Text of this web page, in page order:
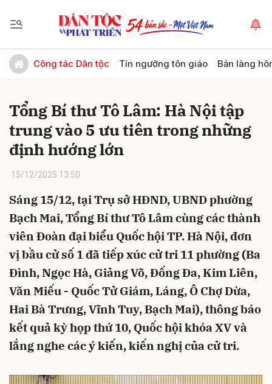
Công tác Dân tộc Tín ngưỡng tôn giáo Bản làng
Tổng Bí thư Tô Lâm: Hà Nội tập
trung vào 5 ưu tiên trong những
định hướng lớn
15/12/2025 13:50
Sáng 15/12, tại Trụ sở HĐND, UBND phường
Bạch Mai, Tổng Bí thư Tô Lâm cùng các thành
viên Đoàn đại biểu Quốc hội TP. Hà Nội, đơn
vị bầu cử số 1 đã tiếp xúc cử tri 11 phường (Ba
Đình, Ngọc Hà, Giảng Võ, Đống Đa, Kim Liên,
Văn Miếu - Quốc Tử Giám, Láng, Ô Chợ Dừa,
Hai Bà Trưng, Vĩnh Tuy, Bạch Mai), thông báo
kết quả kỳ họp thứ 10, Quốc hội khóa XV và
lắng nghe các ý kiến, kiến nghị của cử tri.
Gửi bình luận